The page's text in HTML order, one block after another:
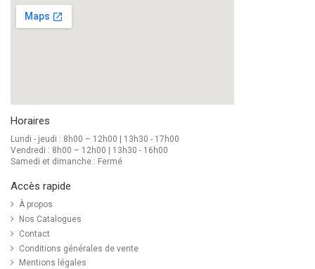
Horaires
Lundi - jeudi : 8h00 – 12h00 | 13h30 - 17h00
Vendredi : 8h00 – 12h00 | 13h30 - 16h00
Samedi et dimanche : Fermé
Accès rapide
À propos
Nos Catalogues
Contact
Conditions générales de vente
Mentions légales